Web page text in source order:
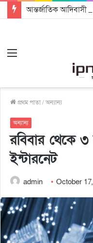
প্রথম পাতা/অন্যান্য
অন্যান্য
রবিবার থেকে ৩
ইন্টারনেট
admin October